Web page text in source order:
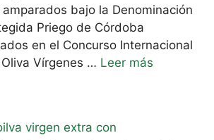
bajo la Denominación
Priego de Córdoba
en el Concurso Internacional
Vírgenes … Leer más
virgen extra con